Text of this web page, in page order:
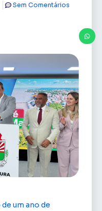
Sem Comentários
um ano de